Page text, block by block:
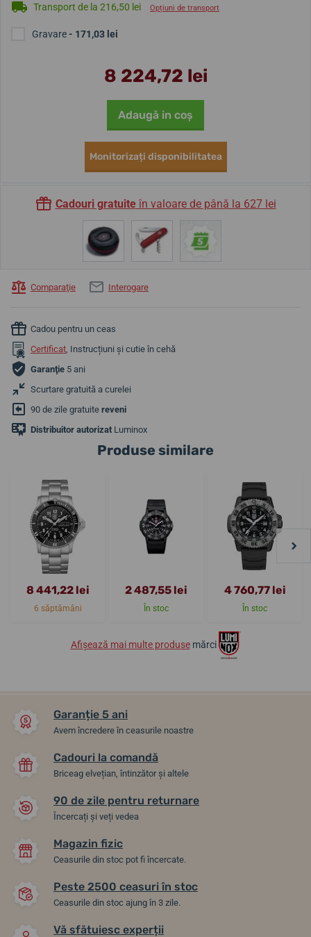
Transport de la 216,50 lei Opțiuni de transport
Gravare- 171,03 lei
8 224,72 lei
Adaugă in coş
Monitorizați disponibilitatea
Cadouri gratuiteîn valoare de până la 627 lei
Comparaţie Interogare
Cadou pentru un ceas
Certificat, Instrucțiuni și cutie în cehă
Garanţie 5 ani
Scurtare gratuită a curelei
90 de zile gratuite reveni
Distribuitor autorizat Luminox
Produse similare
8 441,22 lei
6 săptămâni
2 487,55 lei
În stoc
4 760,77 lei
În stoc
Afișează mai multe produsemărci
Garanție 5 ani
Avem încredere în ceasurile noastre
Cadouri la comandă
Briceag elvețian, întinzător și altele
90 de zile pentru returnare
Încercați și veți vedea
Magazin fizic
Ceasurile din stoc pot fi încercate.
Peste 2500 ceasuri în stoc
Ceasurile din stoc ajung în 3 zile.
Vă sfătuiesc experții